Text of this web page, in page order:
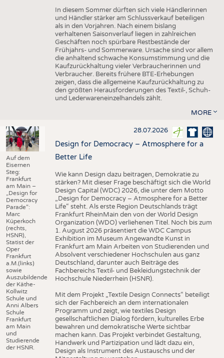
In diesem Sommer dürften sich viele Händlerinnen
und Händler stärker am Schlussverkauf beteiligen
als in den Vorjahren. Nach einem bislang
verhaltenen Saisonverlauf liegen in zahlreichen
Geschäften noch spürbare Restbestände der
Frühjahrs- und Sommerware. Ursache sind vor allem
die anhaltend schwache Konsumstimmung und die
Kaufzurückhaltung vieler Verbraucherinnen und
Verbraucher. Bereits frühere BTE-Erhebungen
zeigen, dass die allgemeine Kaufzurückhaltung zu
den größten Herausforderungen des Textil-, Schuh-
und Lederwareneinzelhandels zählt.
MORE
Auf dem
Eisernen
Steg:
Frankfurt
am Main –
„Design for
Democracy
Parade“:
Marc
Küperkoch
(rechts,
HSNR),
Statist der
Oper
Frankfurt
a.M.(links)
sowie
Auszubildende
der Käthe-
Kollwitz
Schule und
Anni Albers
Schule
Frankfurt
am Main
und
Studierende
der HSNR.
28.07.2026
Design for Democracy – Atmosphere for a
Better Life
Wie kann Design dazu beitragen, Demokratie zu
stärken? Mit dieser Frage beschäftigt sich die World
Design Capital (WDC) 2026, die unter dem Motto
„Design for Democracy – Atmosphere for a Better
Life“ steht. Als erste Region Deutschlands trägt
Frankfurt RheinMain den von der World Design
Organization (WDO) verliehenen Titel. Noch bis zum
1. August 2026 präsentiert die WDC Campus
Exhibition im Museum Angewandte Kunst in
Frankfurt am Main Arbeiten von Studierenden und
Absolvent verschiedener Hochschulen aus ganz
Deutschland, darunter auch Beiträge des
Fachbereichs Textil- und Bekleidungstechnik der
Hochschule Niederrhein (HSNR).
Mit dem Projekt „Textile Design Connects“ beteiligt
sich der Fachbereich an dem internationalen
Programm und zeigt, wie textiles Design
gesellschaftlichen Dialog fördern, kulturelles Erbe
bewahren und demokratische Werte sichtbar
machen kann. Das Projekt verbindet Gestaltung,
Handwerk und Partizipation und lädt dazu ein,
Design als Instrument des Austauschs und der